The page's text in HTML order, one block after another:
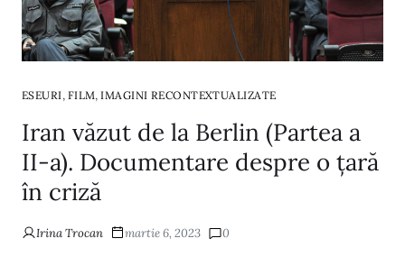
ESEURI, FILM,IMAGINI RECONTEXTUALIZATE
Iran văzut de la Berlin (Partea a
II-a). Documentare despre o țară
în criză
Irina Trocan martie 6, 2023 0